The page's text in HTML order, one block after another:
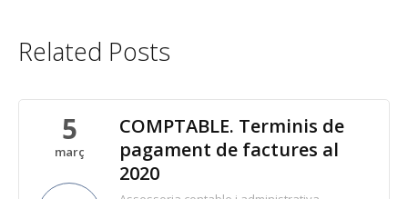
Related Posts
5
març
COMPTABLE. Terminis de
pagament de factures al
2020